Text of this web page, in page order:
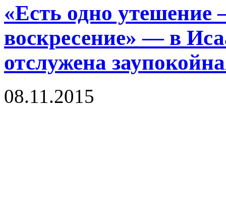
«Есть одно утешение
воскресение» — в
отслужена
08.11.2015